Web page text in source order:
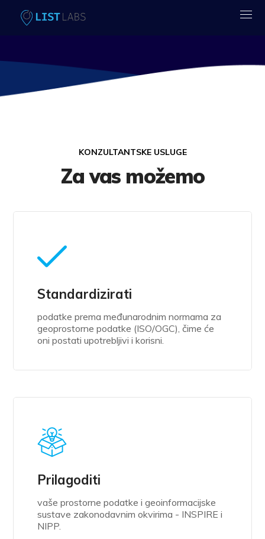
KONZULTANTSKE USLUGE
Za vas možemo
Standardizirati
podatke prema međunarodnim normama za
geoprostorne podatke (ISO/OGC), čime će
oni postati upotrebljivi i korisni.
Prilagoditi
vaše prostorne podatke i geoinformacijske
sustave zakonodavnim okvirima - INSPIRE i
NIPP.